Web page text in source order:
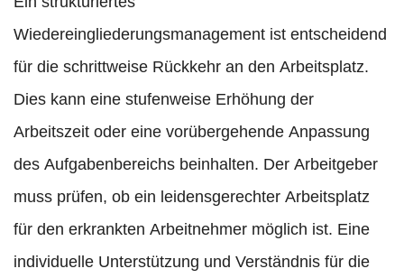
Wiedereingliederungsmanagement ist entscheidend
für die schrittweise Rückkehr an den Arbeitsplatz.
Dies kann eine stufenweise Erhöhung der
Arbeitszeit oder eine vorübergehende Anpassung
des Aufgabenbereichs beinhalten. Der Arbeitgeber
muss prüfen, ob ein leidensgerechter Arbeitsplatz
für den erkrankten Arbeitnehmer möglich ist. Eine
individuelle Unterstützung und Verständnis für die